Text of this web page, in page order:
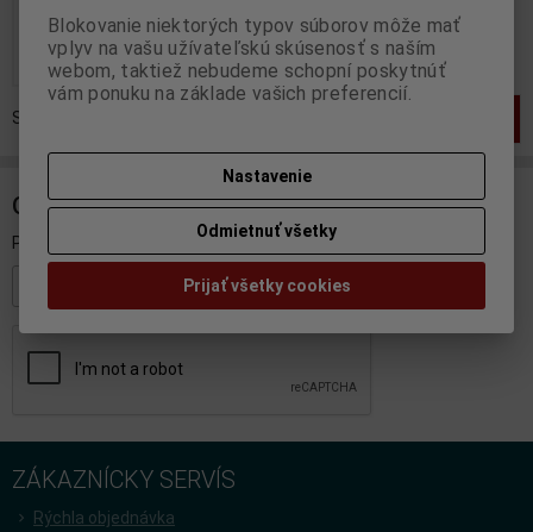
99,95 EUR
Pridať do košíka
Strana
ODBER NOVINIEK
Prihláste sa k odberu noviniek
ZÁKAZNÍCKY SERVÍS
Rýchla objednávka
Blokovanie niektorých typov súborov môže mať
vplyv na vašu užívateľskú skúsenosť s naším
webom, taktiež nebudeme schopní poskytnúť
vám ponuku na základe vašich preferencií.
Nastavenie
Odmietnuť všetky
Prijať všetky cookies